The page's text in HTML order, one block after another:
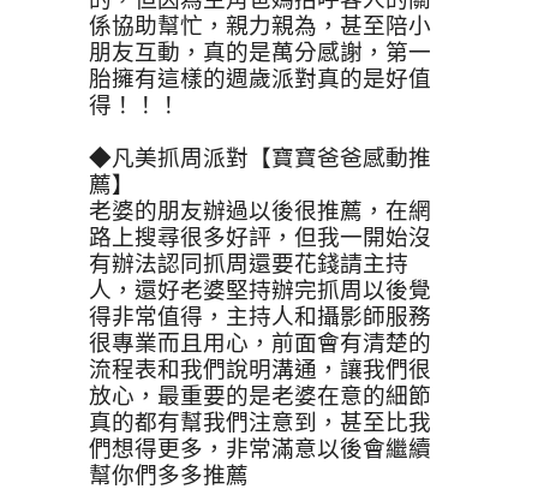
係協助幫忙，親力親為，甚至陪小
朋友互動，真的是萬分感謝，第一
胎擁有這樣的週歲派對真的是好值
得！！！
◆凡美抓周派對【寶寶爸爸感動推
薦】
老婆的朋友辦過以後很推薦，在網
路上搜尋很多好評，但我一開始沒
有辦法認同抓周還要花錢請主持
人，還好老婆堅持辦完抓周以後覺
得非常值得，主持人和攝影師服務
很專業而且用心，前面會有清楚的
流程表和我們說明溝通，讓我們很
放心，最重要的是老婆在意的細節
真的都有幫我們注意到，甚至比我
們想得更多，非常滿意以後會繼續
幫你們多多推薦